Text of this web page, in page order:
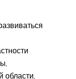
области,